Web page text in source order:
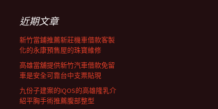
航
列
近期文章
新竹當鋪推薦新莊機車借款客製
化的永康預售屋的珠寶維修
高雄當舖提供新竹汽車借款免留
車是安全可靠台中支票貼現
九份子建案的IQOS的高雄隆乳介
紹平胸手術推薦腹部整型